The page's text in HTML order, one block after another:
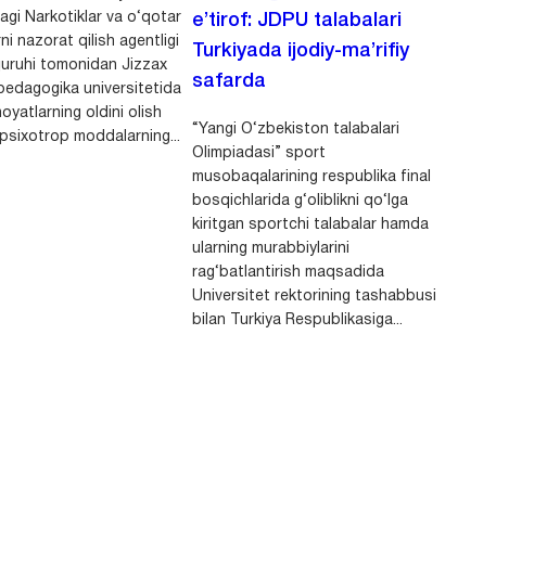
Narkotiklar va o‘qotar
nazorat qilish agentligi
tomonidan Jizzax
universitetida
oldini olish
moddalarning...
e’tirof: JDPU talabalari
Turkiyada ijodiy-ma’rifiy
safarda
“Yangi O‘zbekiston talabalari
Olimpiadasi” sport
musobaqalarining respublika final
bosqichlarida g‘oliblikni qo‘lga
kiritgan sportchi talabalar hamda
ularning murabbiylarini
rag‘batlantirish maqsadida
Universitet rektorining tashabbusi
bilan Turkiya Respublikasiga...